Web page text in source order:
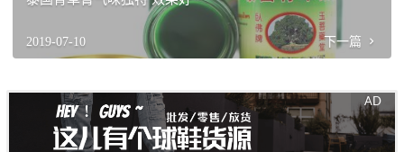
2019-07-10 下一篇